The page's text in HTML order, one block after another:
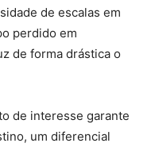
de escalas em
perdido em
de forma drástica o
de interesse garante
um diferencial